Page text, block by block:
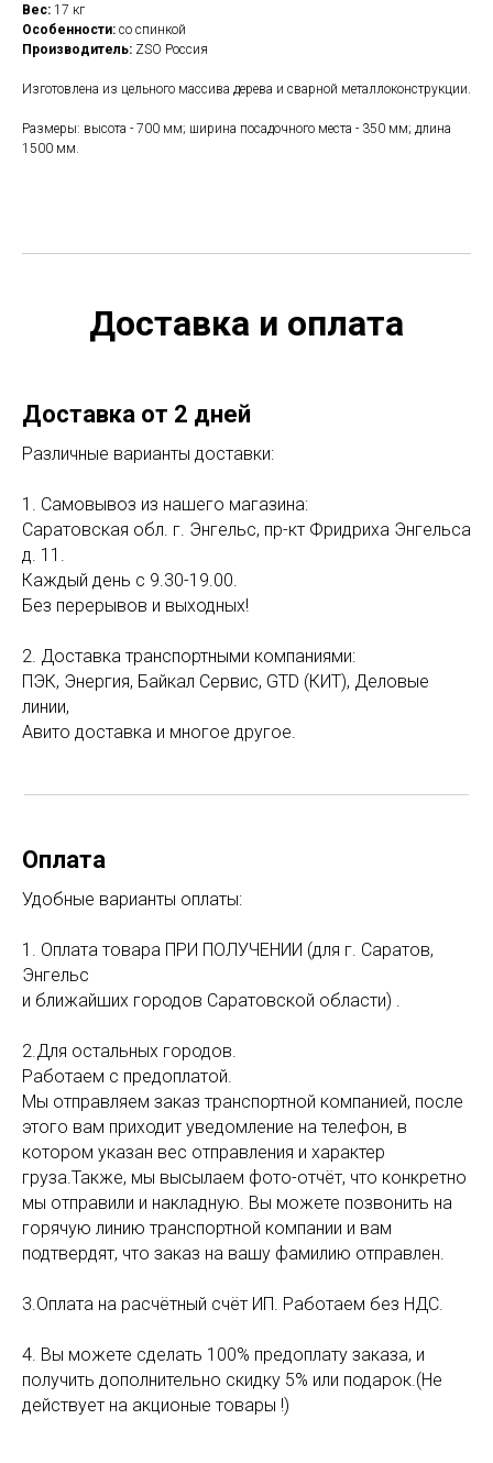
Вес: 17 кг
Особенности: со спинкой
Производитель: ZSO Россия
Изготовлена из цельного массива дерева и сварной металлоконструкции.
Размеры: высота - 700 мм; ширина посадочного места - 350 мм; длина
1500 мм.
Доставка и оплата
Доставка от 2 дней
Различные варианты доставки:
1. Самовывоз из нашего магазина:
Саратовская обл. г. Энгельс, пр-кт Фридриха Энгельса
д. 11.
Каждый день с 9.30-19.00.
Без перерывов и выходных!
2. Доставка транспортными компаниями:
ПЭК, Энергия, Байкал Сервис, GTD (КИТ), Деловые
линии,
Авито доставка и многое другое.
Оплата
Удобные варианты оплаты:
1. Оплата товара ПРИ ПОЛУЧЕНИИ (для г. Саратов,
Энгельс
и ближайших городов Саратовской области) .
2.Для остальных городов.
Работаем с предоплатой.
Мы отправляем заказ транспортной компанией, после
этого вам приходит уведомление на телефон, в
котором указан вес отправления и характер
груза.Также, мы высылаем фото-отчёт, что конкретно
мы отправили и накладную. Вы можете позвонить на
горячую линию транспортной компании и вам
подтвердят, что заказ на вашу фамилию отправлен.
3.Оплата на расчётный счёт ИП. Работаем без НДС.
4. Вы можете сделать 100% предоплату заказа, и
получить дополнительно скидку 5% или подарок.(Не
действует на акционые товары !)